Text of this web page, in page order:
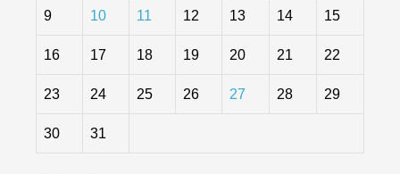
9 10 11 12 13 14 15
16 17 18 19 20 21 22
23 24 25 26 27 28 29
30 31